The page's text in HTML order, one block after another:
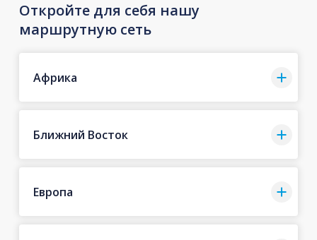
Откройте для себя нашу
маршрутную сеть
Африка
Ближний Восток
Европа